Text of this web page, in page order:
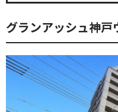
グランアッシュ神戸